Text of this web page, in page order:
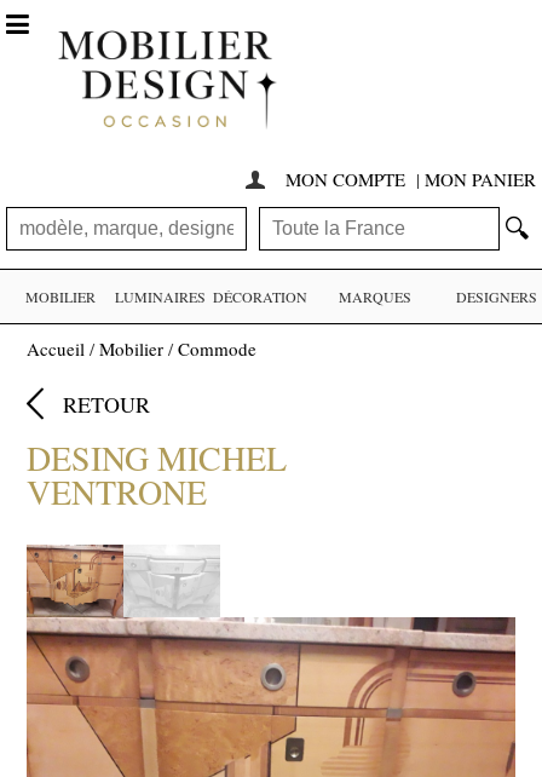
 MON COMPTE | MON PANIER
🔍

MOBILIER LUMINAIRES DÉCORATION MARQUES DESIGNERS
Accueil /Mobilier /Commode
 RETOUR
DESING MICHEL
VENTRONE